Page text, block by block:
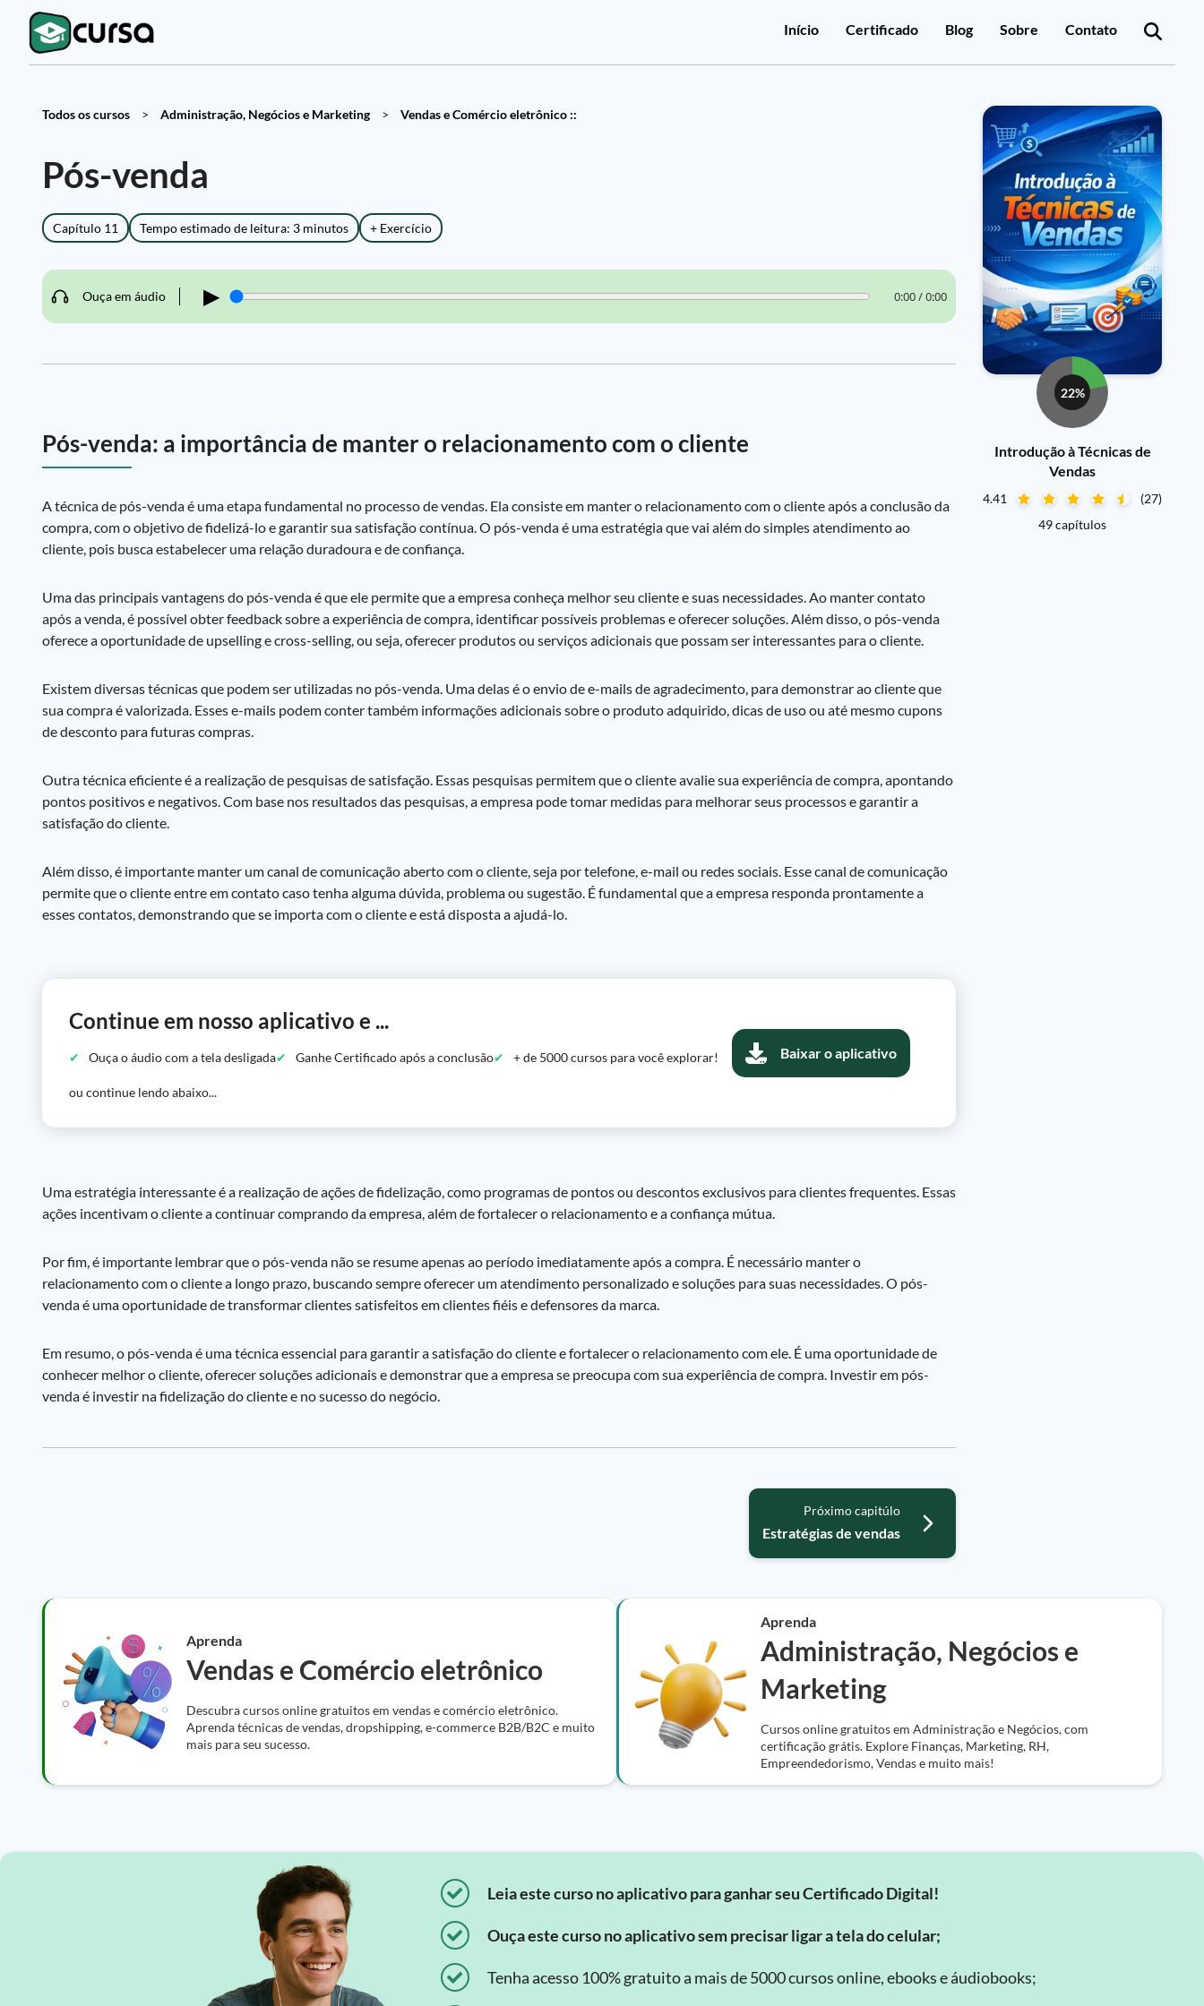
Início Certificado Blog Sobre Contato
Todos os cursos > Administração, Negócios e Marketing > Vendas e Comércio eletrônico ::
Pós-venda
Capítulo 11 Tempo estimado de leitura: 3 minutos + Exercício
Ouça em áudio ▶ 0:00 / 0:00
Pós-venda: a importância de manter o relacionamento com o cliente
A técnica de pós-venda é uma etapa fundamental no processo de vendas. Ela consiste em manter o relacionamento com o cliente após a conclusão da
compra, com o objetivo de fidelizá-lo e garantir sua satisfação contínua. O pós-venda é uma estratégia que vai além do simples atendimento ao
cliente, pois busca estabelecer uma relação duradoura e de confiança.
Uma das principais vantagens do pós-venda é que ele permite que a empresa conheça melhor seu cliente e suas necessidades. Ao manter contato
após a venda, é possível obter feedback sobre a experiência de compra, identificar possíveis problemas e oferecer soluções. Além disso, o pós-venda
oferece a oportunidade de upselling e cross-selling, ou seja, oferecer produtos ou serviços adicionais que possam ser interessantes para o cliente.
Existem diversas técnicas que podem ser utilizadas no pós-venda. Uma delas é o envio de e-mails de agradecimento, para demonstrar ao cliente que
sua compra é valorizada. Esses e-mails podem conter também informações adicionais sobre o produto adquirido, dicas de uso ou até mesmo cupons
de desconto para futuras compras.
Outra técnica eficiente é a realização de pesquisas de satisfação. Essas pesquisas permitem que o cliente avalie sua experiência de compra, apontando
pontos positivos e negativos. Com base nos resultados das pesquisas, a empresa pode tomar medidas para melhorar seus processos e garantir a
satisfação do cliente.
Além disso, é importante manter um canal de comunicação aberto com o cliente, seja por telefone, e-mail ou redes sociais. Esse canal de comunicação
permite que o cliente entre em contato caso tenha alguma dúvida, problema ou sugestão. É fundamental que a empresa responda prontamente a
esses contatos, demonstrando que se importa com o cliente e está disposta a ajudá-lo.
Continue em nosso aplicativo e ...
Ouça o áudio com a tela desligada Ganhe Certificado após a conclusão + de 5000 cursos para você explorar!
ou continue lendo abaixo...
Baixar o aplicativo
Uma estratégia interessante é a realização de ações de fidelização, como programas de pontos ou descontos exclusivos para clientes frequentes. Essas
ações incentivam o cliente a continuar comprando da empresa, além de fortalecer o relacionamento e a confiança mútua.
Por fim, é importante lembrar que o pós-venda não se resume apenas ao período imediatamente após a compra. É necessário manter o
relacionamento com o cliente a longo prazo, buscando sempre oferecer um atendimento personalizado e soluções para suas necessidades. O pós-
venda é uma oportunidade de transformar clientes satisfeitos em clientes fiéis e defensores da marca.
Em resumo, o pós-venda é uma técnica essencial para garantir a satisfação do cliente e fortalecer o relacionamento com ele. É uma oportunidade de
conhecer melhor o cliente, oferecer soluções adicionais e demonstrar que a empresa se preocupa com sua experiência de compra. Investir em pós-
venda é investir na fidelização do cliente e no sucesso do negócio.
Próximo capitúlo
Estratégias de vendas
22%
Introdução à Técnicas de
Vendas
4.41
(27)
49 capítulos
Aprenda
Vendas e Comércio eletrônico
Descubra cursos online gratuitos em vendas e comércio eletrônico.
Aprenda técnicas de vendas, dropshipping, e-commerce B2B/B2C e muito
mais para seu sucesso.
Aprenda
Administração, Negócios e
Marketing
Cursos online gratuitos em Administração e Negócios, com
certificação grátis. Explore Finanças, Marketing, RH,
Empreendedorismo, Vendas e muito mais!
Leia este curso no aplicativo para ganhar seu Certificado Digital!
Ouça este curso no aplicativo sem precisar ligar a tela do celular;
Tenha acesso 100% gratuito a mais de 5000 cursos online, ebooks e áudiobooks;